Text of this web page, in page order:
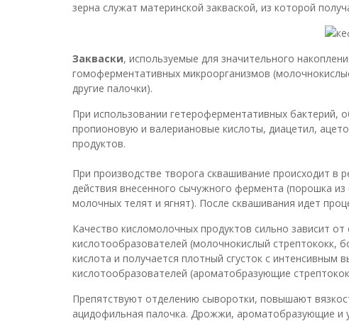
зерна служат материнской закваской, из которой
Закваски, используемые для значительного
гомоферментативных микроорганизмов
другие палочки).
При использовании гетероферментативных бактерий,
пропионовую и валериановые кислоты, диацетил,
продуктов.
При производстве творога сквашивание происходит в
действия внесенного сычужного фермента (порошка
молочных телят и ягнят). После сквашивания идет
Качество кисломолочных продуктов сильно зависит
кислотообразователей (молочнокислый стрептококк,
кислота и получается плотный сгусток с
кислотообразователей (ароматобразующие
Препятствуют отделению сыворотки, повышают
ацидофильная палочка. Дрожжи, ароматобразующие и